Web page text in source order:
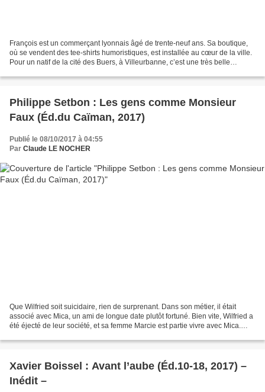
François est un commerçant lyonnais âgé de trente-neuf ans. Sa boutique,
où se vendent des tee-shirts humoristiques, est installée au cœur de la ville.
Pour un natif de la cité des Buers, à Villeurbanne, c’est une très belle
Philippe Setbon : Les gens comme Monsieur
Faux (Éd.du Caïman, 2017)
Publié le 08/10/2017 à 04:55
Par Claude LE NOCHER
Que Wilfried soit suicidaire, rien de surprenant. Dans son métier, il était
associé avec Mica, un ami de longue date plutôt fortuné. Bien vite, Wilfried a
été éjecté de leur société, et sa femme Marcie est partie vivre avec Mica.
Xavier Boissel : Avant l’aube (Éd.10-18, 2017) –
Inédit –